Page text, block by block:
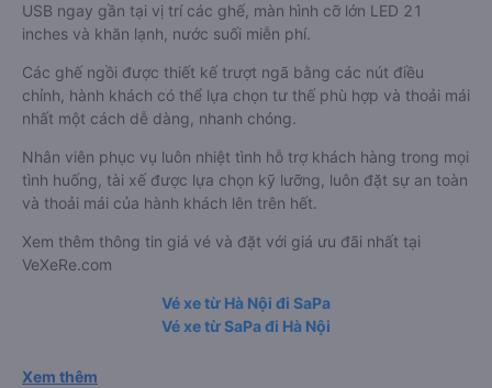
USB ngay gần tại vị trí các ghế, màn hình cỡ lớn LED 21
inches và khăn lạnh, nước suối miễn phí.
Các ghế ngồi được thiết kế trượt ngã bằng các nút điều
chỉnh, hành khách có thể lựa chọn tư thế phù hợp và thoải mái
nhất một cách dễ dàng, nhanh chóng.
Nhân viên phục vụ luôn nhiệt tình hỗ trợ khách hàng trong mọi
tình huống, tài xế được lựa chọn kỹ lưỡng, luôn đặt sự an toàn
và thoải mái của hành khách lên trên hết.
Xem thêm thông tin giá vé và đặt với giá ưu đãi nhất tại
VeXeRe.com
Vé xe từ Hà Nội đi SaPa
Vé xe từ SaPa đi Hà Nội
Xem thêm